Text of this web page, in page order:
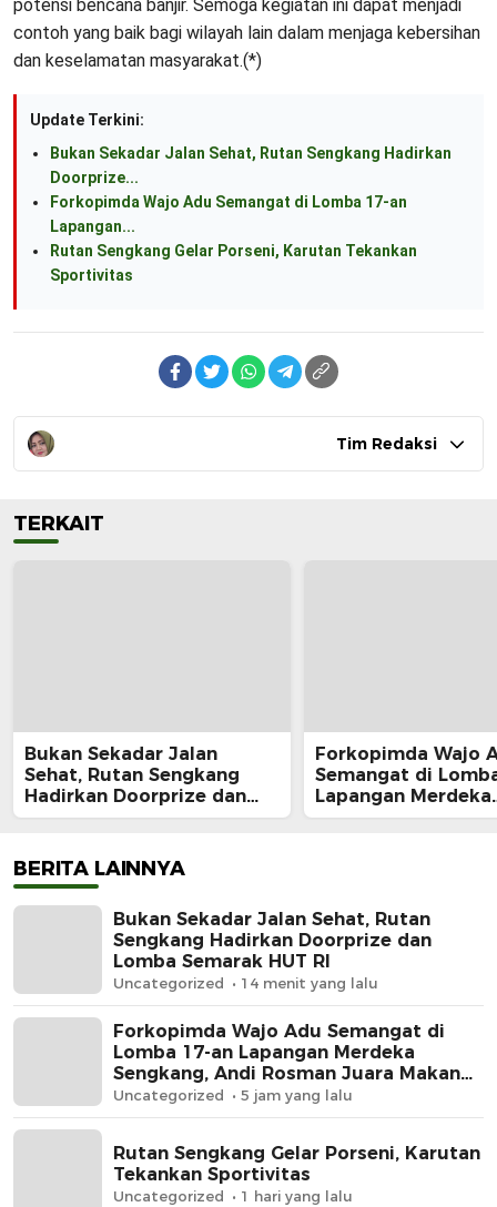
potensi bencana banjir. Semoga kegiatan ini dapat menjadi
contoh yang baik bagi wilayah lain dalam menjaga kebersihan
dan keselamatan masyarakat.(*)
Update Terkini:
Bukan Sekadar Jalan Sehat, Rutan Sengkang Hadirkan
Doorprize...
Forkopimda Wajo Adu Semangat di Lomba 17-an
Lapangan...
Rutan Sengkang Gelar Porseni, Karutan Tekankan
Sportivitas
Tim Redaksi
TERKAIT
Bukan Sekadar Jalan
Sehat, Rutan Sengkang
Hadirkan Doorprize dan
Lomba Semarak HUT RI
Forkopimda Wajo
Semangat di
Lapangan Merdeka
Sengkang, Andi
BERITA LAINNYA
Bukan Sekadar Jalan Sehat, Rutan
Sengkang Hadirkan Doorprize dan
Lomba Semarak HUT RI
Uncategorized 14 menit yang lalu
Forkopimda Wajo Adu Semangat di
Lomba 17-an Lapangan Merdeka
Sengkang, Andi Rosman Juara Makan
Krupuk
Uncategorized 5 jam yang lalu
Rutan Sengkang Gelar Porseni, Karutan
Tekankan Sportivitas
Uncategorized 1 hari yang lalu